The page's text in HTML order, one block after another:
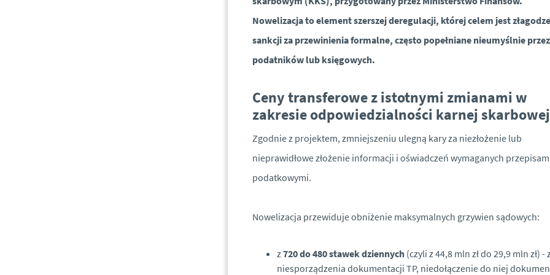
Nowelizacja to element szerszej deregulacji, której celem jest
sankcji za przewinienia formalne, często popełniane nieumyślnie przez
podatników lub księgowych.
Ceny transferowe z istotnymi zmianami w
zakresie odpowiedzialności karnej skarbowej
Zgodnie z projektem, zmniejszeniu ulegną kary za niezłożenie lub
nieprawidłowe złożenie informacji i oświadczeń wymaganych
podatkowymi.
Nowelizacja przewiduje obniżenie maksymalnych grzywien sądowych:
z720 do 480 stawek dziennych (czyli z 44,8 mln zł do 29,9 mln zł) -
niesporządzenia dokumentacji TP, niedołączenie do niej